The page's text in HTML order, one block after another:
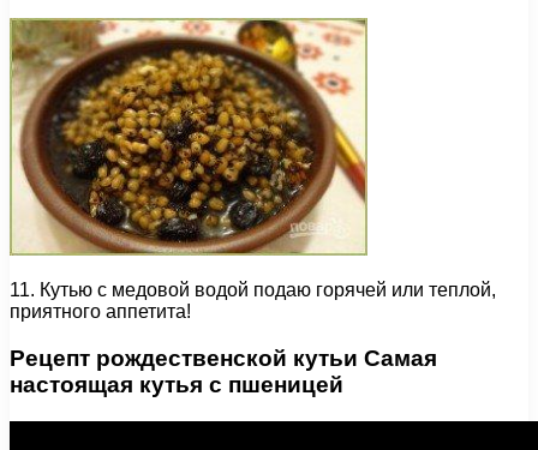
11. Кутью с медовой водой подаю горячей или теплой,
приятного аппетита!
Рецепт рождественской кутьи Самая
настоящая кутья с пшеницей